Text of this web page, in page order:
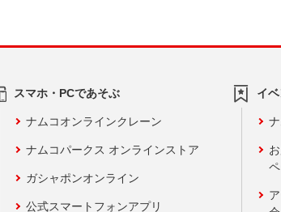
スマホ・PCであそぶ
ナムコオンラインクレーン
ナムコパークス オンラインストア
ガシャポンオンライン
公式スマートフォンアプリ
イ